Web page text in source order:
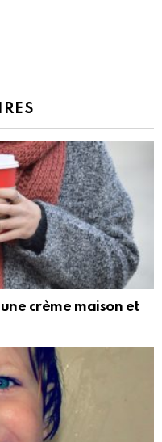
crème maison et